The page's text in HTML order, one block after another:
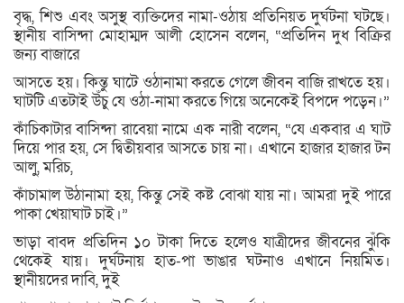
বৃদ্ধ, শিশু এবং অসুস্থ ব্যক্তিদের নামা-ওঠায় প্রতিনিয়ত দুর্ঘটনা ঘটছে।
স্থানীয় বাসিন্দা মোহাম্মদ আলী হোসেন বলেন, “প্রতিদিন দুধ বিক্রির
জন্য বাজারে
আসতে হয়। কিন্তু ঘাটে ওঠানামা করতে গেলে জীবন বাজি রাখতে হয়।
ঘাটটি এতটাই উঁচু যে ওঠা-নামা করতে গিয়ে অনেকেই বিপদে পড়েন।”
কাঁচিকাটার বাসিন্দা রাবেয়া নামে এক নারী বলেন, “যে একবার এ ঘাট
দিয়ে পার হয়, সে দ্বিতীয়বার আসতে চায় না। এখানে হাজার হাজার টন
আলু, মরিচ,
কাঁচামাল উঠানামা হয়, কিন্তু সেই কষ্ট বোঝা যায় না। আমরা দুই পারে
পাকা খেয়াঘাট চাই।”
ভাড়া বাবদ প্রতিদিন ১০ টাকা দিতে হলেও যাত্রীদের জীবনের ঝুঁকি
থেকেই যায়। দুর্ঘটনায় হাত-পা ভাঙার ঘটনাও এখানে নিয়মিত।
স্থানীয়দের দাবি, দুই